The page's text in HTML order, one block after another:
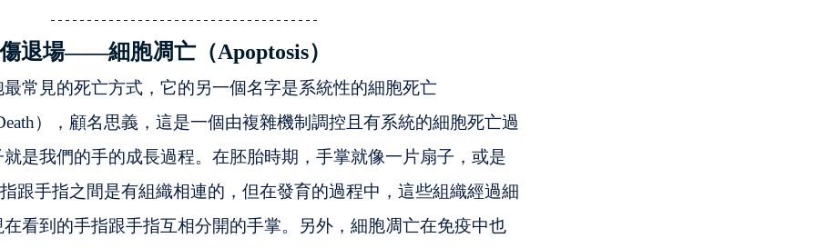
退場——細胞凋亡（Apoptosis）
見的死亡方式，它的另一個名字是系統性的細胞死亡
Death），顧名思義，這是一個由複雜機制調控且有系統的細胞死亡過
是我們的手的成長過程。在胚胎時期，手掌就像一片扇子，或是
跟手指之間是有組織相連的，但在發育的過程中，這些組織經過細
看到的手指跟手指互相分開的手掌。另外，細胞凋亡在免疫中也